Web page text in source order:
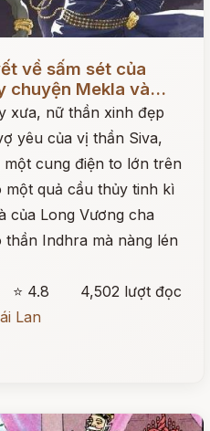
về sấm sét của
chuyện Mekla và...
xưa, nữ thần xinh đẹp
yêu của vị thần Siva,
cung điện to lớn trên
một quả cầu thủy tinh kì
của Long Vương cha
thần Indhra mà nàng lén
⭐ 4.8
4,502 lượt đọc
Lan